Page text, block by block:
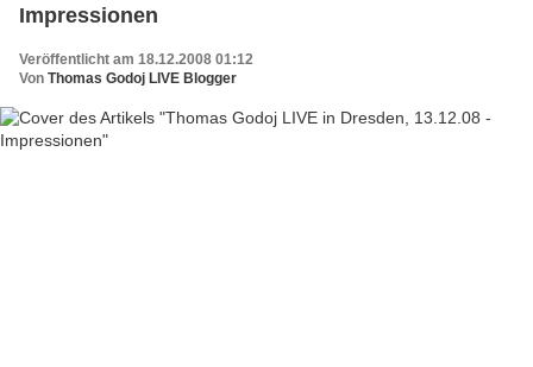
Impressionen
Veröffentlicht am 18.12.2008 01:12
Von Thomas Godoj LIVE Blogger